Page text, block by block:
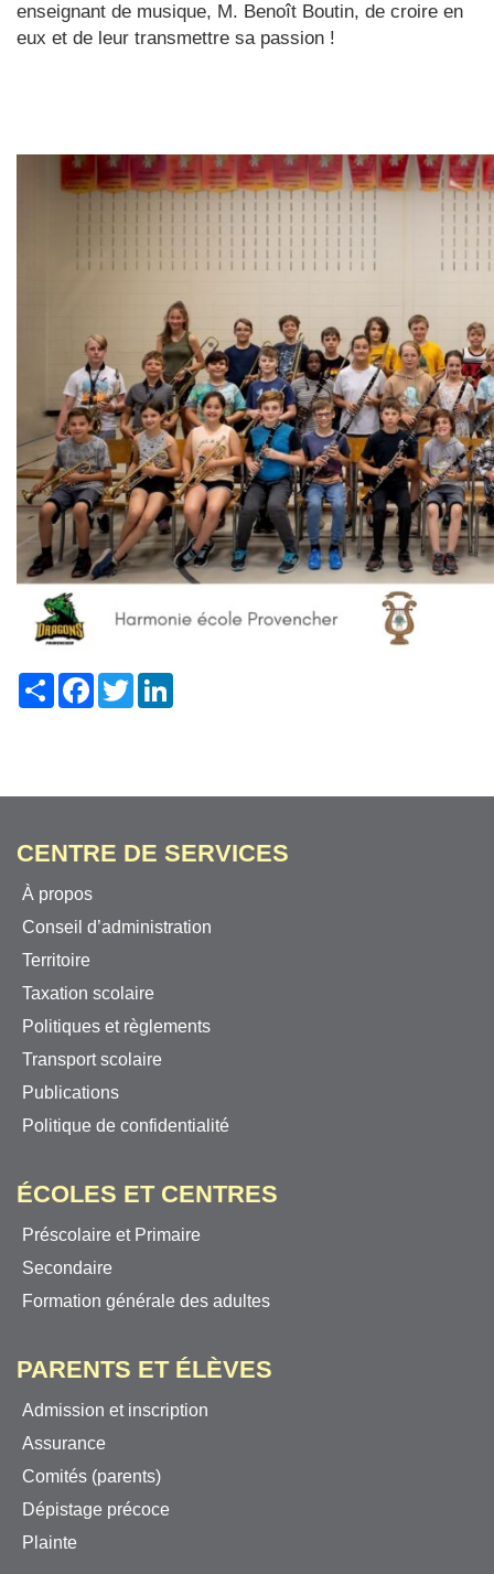
enseignant de musique, M. Benoît Boutin, de croire en
eux et de leur transmettre sa passion !
ShareFacebook
Twitter
CENTRE DE SERVICES
À propos
Conseil d’administration
Territoire
Taxation scolaire
Politiques et règlements
Transport scolaire
Publications
Politique de confidentialité
ÉCOLES ET CENTRES
Préscolaire et Primaire
Secondaire
Formation générale des adultes
PARENTS ET ÉLÈVES
Admission et inscription
Assurance
Comités (parents)
Dépistage précoce
Plainte